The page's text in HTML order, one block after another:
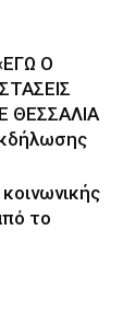
Ο
ΘΕΣΣΑΛΙΑ
το